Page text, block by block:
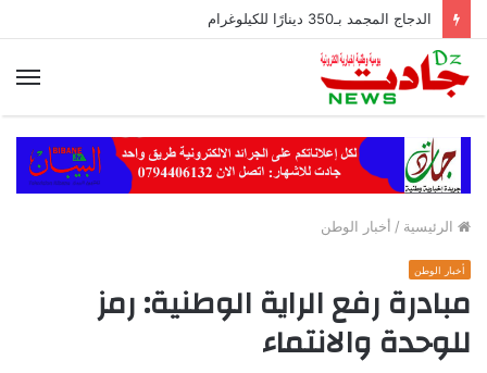
الدجاج المجمد بـ350 دينارًا للكيلوغرام
الرئيسية / أخبار الوطن
أخبار الوطن
مبادرة رفع الراية الوطنية: رمز
للوحدة والانتماء